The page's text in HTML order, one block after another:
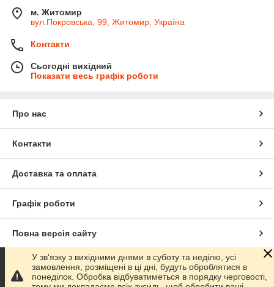
м. Житомир
вул.Покровська, 99, Житомир, Україна
Контакти
Сьогодні вихідний
Показати весь графік роботи
Про нас
Контакти
Доставка та оплата
Графік роботи
Повна версія сайту
Сайт створено на маркетплейсі Prom.ua
У зв'язку з вихідними днями в суботу та неділю, усі
замовлення, розміщені в ці дні, будуть оброблятися в
понеділок. Обробка відбуватиметься в порядку черговості,